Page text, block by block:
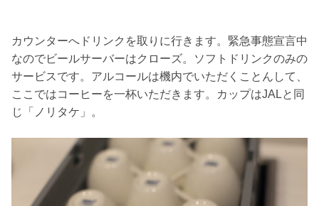
カウンターへドリンクを取りに行きます。緊急事態宣言中
なのでビールサーバーはクローズ。ソフトドリンクのみの
サービスです。アルコールは機内でいただくことんして、
ここではコーヒーを一杯いただきます。カップはJALと同
じ「ノリタケ」。